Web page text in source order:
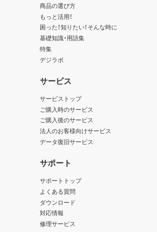
商品の選び方
もっと活用！
困った！知りたい！そんな時に
基礎知識・用語集
特集
デジラボ
サービス
サービストップ
ご購入時のサービス
ご購入後のサービス
法人のお客様向けサービス
データ復旧サービス
サポート
サポートトップ
よくある質問
ダウンロード
対応情報
修理サービス